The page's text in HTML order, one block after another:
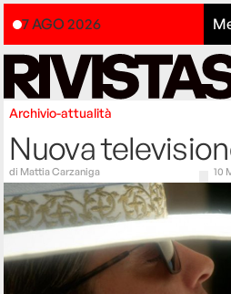
7 AGO 2026
Archivio-attualità
Nuova
di Mattia Carzaniga 10